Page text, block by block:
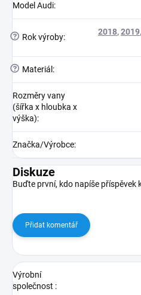
Model Audi:
? Rok výroby:
2018,2019,
? Materiál :
Rozměry vany
(šířka x hloubka x
výška):
Značka/Výrobce:
Diskuze
Buďte první, kdo napíše příspěvek
Přidat komentář
Výrobní
společnost :